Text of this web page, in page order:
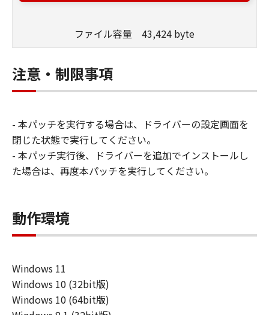
がないこと、その他本ソフトウェアに関し
キヤノン、キヤノンマーケティングジャパ
ン株式会社およびキヤノンのライセンサー
連して生ずる直接的または間接的な損失、
損害等について、いかなる場合においても
一切の責任を負いません。
ユーザーは、日本国政府または該当国の政
ソフトウェアの全部または一部を、直接ま
たは間接に輸出してはなりません。
ファイル容量 43,424 byte
注意・制限事項
- 本パッチを実行する場合は、ドライバーの設定画面を
閉じた状態で実行してください。
- 本パッチ実行後、ドライバーを追加でインストールし
た場合は、再度本パッチを実行してください。
動作環境
Windows 11
Windows 10 (32bit版)
Windows 10 (64bit版)